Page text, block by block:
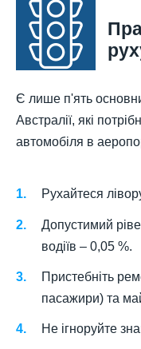
Є лише п'ять
Австралії, які
автомобіля в
Рухайтеся
Допустимий
водіїв – 0,05 %.
Пристебніть
пасажири) та
Не ігноруйте